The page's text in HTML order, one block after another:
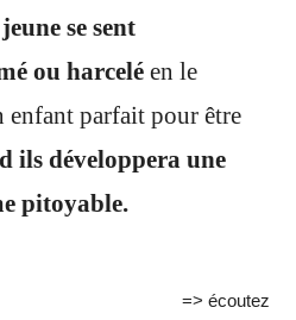
se sent
ou harcelé en le
enfant parfait pour être
ils développera une
pitoyable.
=> écoutez